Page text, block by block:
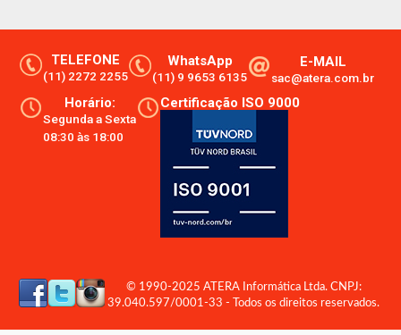
TELEFONE
(11) 2272 2255
WhatsApp
(11) 9 9653 6135
E-MAIL
sac@atera.com.br
Horário:
Segunda a Sexta
08:30 às 18:00
Certificação ISO 9000
© 1990-2025 ATERA Informática Ltda. CNPJ:
39.040.597/0001-33 - Todos os direitos reservados.